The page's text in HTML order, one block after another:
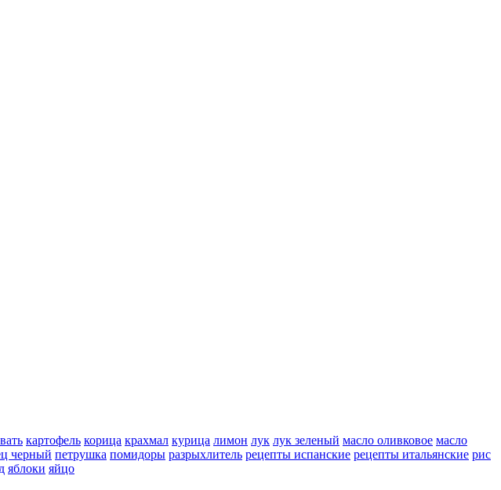
картофель корица крахмал курица лимон лук лук зеленый масло оливковое масло
черный петрушка помидоры разрыхлитель рецепты испанские рецепты итальянские рис
яблоки яйцо